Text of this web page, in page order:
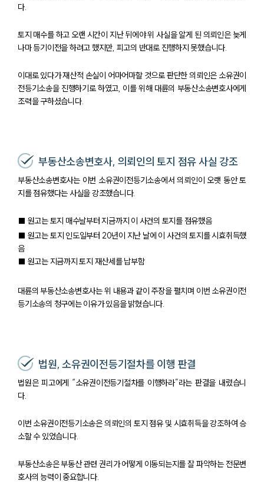
다.
토지 매수를 하고 오랜 시간이 지난 뒤에야 위 사실을 알게 된 의뢰인은 늦게
나마 등기이전을 하려고 했지만, 피고의 반대로 진행하지 못했습니다.
이대로 있다가 재산적 손실이 어마어마할 것으로 판단한 의뢰인은 소유권이
전등기소송을 진행하기로 하였고, 이를 위해 대륜의 부동산소송변호사에게
조력을 구하셨습니다.
부동산소송변호사, 의뢰인의 토지 점유 사실 강조
부동산소송변호사는 이번 소유권이전등기소송에서 의뢰인이 오랫 동안 토
지를 점유했다는 사실을 강조했습니다.
■ 원고는 토지 매수날부터 지금까지 이 사건의 토지를 점유했음
■ 원고는 토지 인도일부터 20년이 지난 날에 이 사건의 토지를 시효취득했
음
■ 원고는 지금까지 토지 재산세를 납부함
대륜의 부동산소송변호사는 위 내용과 같이 주장을 펼치며 이번 소유권이전
등기소송의 청구에는 이유가 있음을 밝혔습니다.
법원, 소유권이전등기절차를 이행 판결
법원은 피고에게 “소유권이전등기절차를 이행하라”라는 판결을 내렸습니
다.
이번 소유권이전등기소송은 의뢰인의 토지 점유 및 시효취득을 강조하여 승
소할 수 있었습니다.
부동산소송은 부동산 관련 권리가 어떻게 이동되는지를 잘 파악하는 전문변
호사의 능력이 중요합니다.